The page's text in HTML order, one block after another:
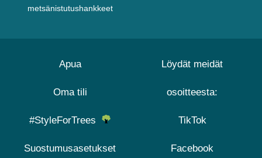
metsänistutushankkeet
Apua
Oma tili
#StyleForTrees
Suostumusasetukset
Löydät meidät
osoitteesta:
TikTok
Facebook